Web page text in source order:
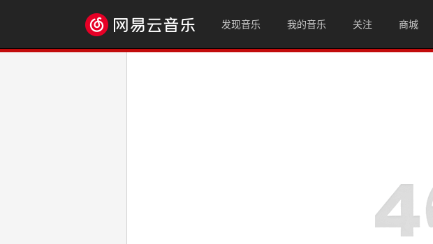
发现音乐 我的音乐 关注 商城